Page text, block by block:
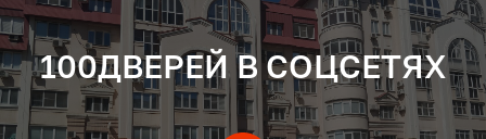
100ДВЕРЕЙ В СОЦСЕТЯХ